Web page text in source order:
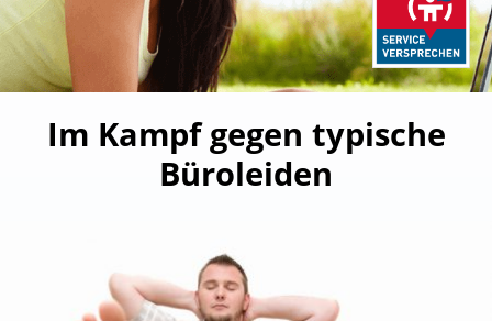
Im Kampf gegen typische
Büroleiden